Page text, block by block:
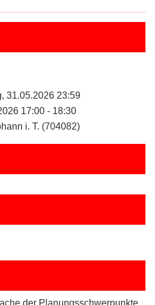
31.05.2026 23:59
17:00 - 18:30
i. T. (704082)
der Planungsschwerpunkte